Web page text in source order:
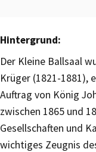
Hintergrund:
Der Kleine Ballsaal
Krüger (1821-1881),
Auftrag von König
zwischen 1865 und
Gesellschaften und
wichtiges Zeugnis